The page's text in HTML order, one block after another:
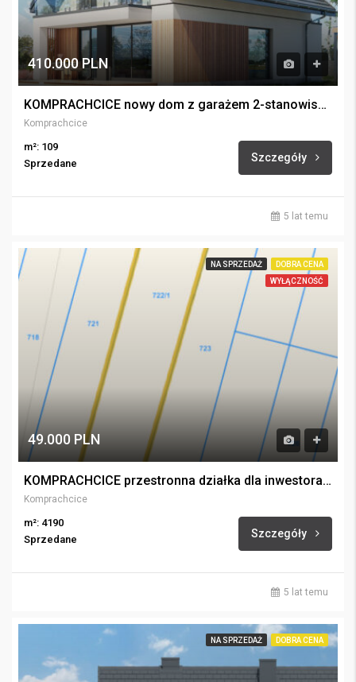
410.000 PLN
KOMPRACHCICE nowy dom z garażem 2-stanowiskowym
Komprachcice
m²: 109
Sprzedane
Szczegóły
5 lat temu
NA SPRZEDAŻ
DOBRA CENA
WYŁĄCZNOŚĆ
49.000 PLN
KOMPRACHCICE przestronna działka dla inwestora z pomysłem
Komprachcice
m²: 4190
Sprzedane
Szczegóły
5 lat temu
NA SPRZEDAŻ DOBRA CENA